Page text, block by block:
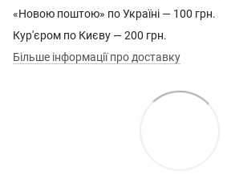
«Новою поштою» по Україні — 100 грн.
Кур'єром по Києву — 200 грн.
Більше інформації про доставку